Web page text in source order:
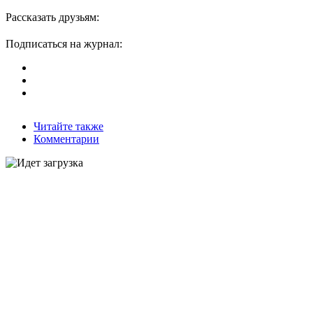
Рассказать друзьям:
Подписаться на журнал:
Читайте также
Комментарии